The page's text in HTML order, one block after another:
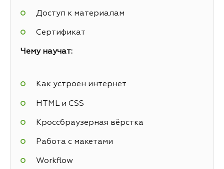
Доступ к материалам
Сертификат
Чему научат:
Как устроен интернет
HTML и CSS
Кроссбраузерная вёрстка
Работа с макетами
Workflow